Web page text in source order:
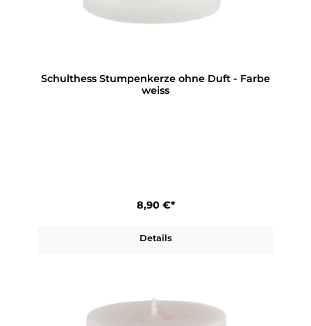
Schulthess Stumpenkerze ohne Duft - Farbe
weiss
8,90 €*
Details